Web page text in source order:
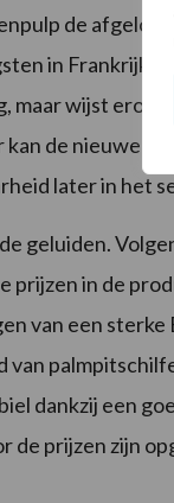
de
in Frankrijk
maar wijst erop
de nieuwe
later in het
geluiden.
prijzen in de
van een
van
dankzij een
de prijzen zijn